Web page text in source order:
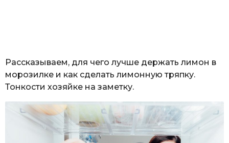
Рассказываем, для чего лучше держать лимон в
морозилке и как сделать лимонную тряпку.
Тонкости хозяйке на заметку.